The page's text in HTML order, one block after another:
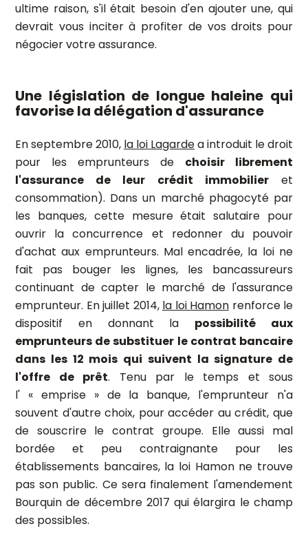
ultime raison, s'il était besoin d'en ajouter une, qui
devrait vous inciter à profiter de vos droits pour
négocier votre assurance.
Une législation de longue haleine qui
favorise la délégation d'assurance
En septembre 2010, la loi Lagardea introduit le droit
pour les emprunteurs de choisir librement
l'assurance de leur crédit immobilieret
consommation). Dans un marché phagocyté par
les banques, cette mesure était salutaire pour
ouvrir la concurrence et redonner du pouvoir
d'achat aux emprunteurs. Mal encadrée, la loi ne
fait pas bouger les lignes, les bancassureurs
continuant de capter le marché de l'assurance
emprunteur. En juillet 2014, la loi Hamon renforce le
dispositif en donnant la possibilité aux
emprunteurs de substituer le contrat bancaire
dans les 12 mois qui suivent la signature de
l'offre de prêt. Tenu par le temps et sous
l' « emprise » de la banque, l'emprunteur n'a
souvent d'autre choix, pour accéder au crédit, que
de souscrire le contrat groupe. Elle aussi mal
bordée et peu contraignante pour les
établissements bancaires, la loi Hamon ne trouve
pas son public. Ce sera finalement l'amendement
Bourquin de décembre 2017 qui élargira le champ
des possibles.